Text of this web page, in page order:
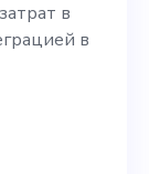
в
в